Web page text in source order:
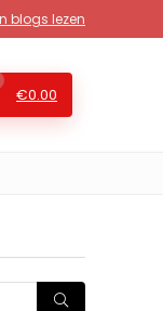
blogs lezen
€0.00